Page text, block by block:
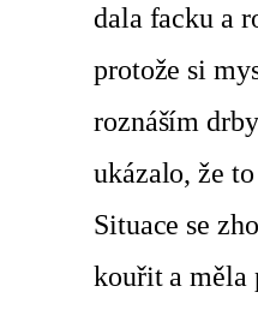
dala facku a
protože si
roznáším
ukázalo, že
Situace se
kouřit a měla